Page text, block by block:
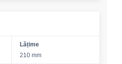
Lățime
210 mm